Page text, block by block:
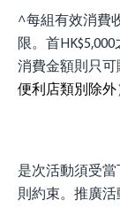
^每組有效消費
限。首
消費金額則只可
便利店類別除外
是次活動須受
則約束。推廣活